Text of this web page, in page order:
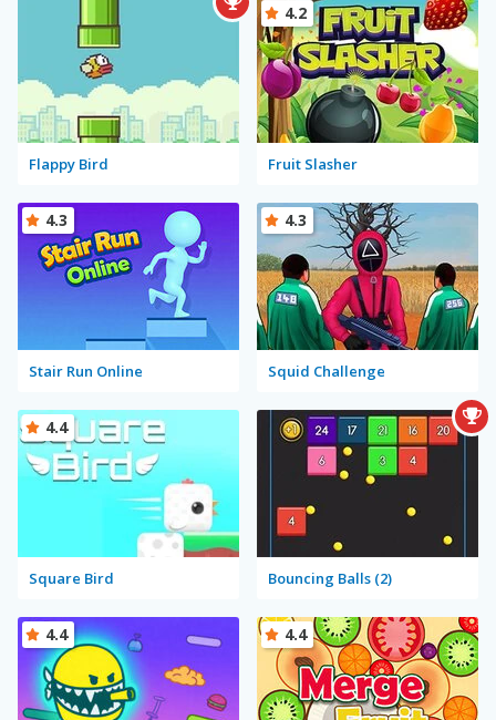
Flappy Bird Fruit Slasher
4.2
Stair Run Online
4.3
Squid Challenge
4.3
Square Bird
4.4
Bouncing Balls (2)
4.4 4.4